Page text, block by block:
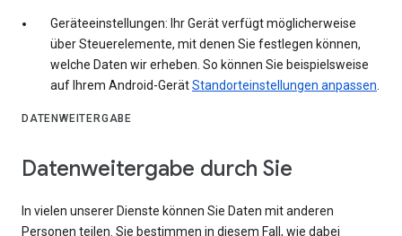
Geräteeinstellungen: Ihr Gerät verfügt möglicherweise
über Steuerelemente, mit denen Sie festlegen können,
welche Daten wir erheben. So können Sie beispielsweise
auf Ihrem Android-GerätStandorteinstellungen anpassen
DATENWEITERGABE
Datenweitergabe durch Sie
In vielen unserer Dienste können Sie Daten mit anderen
Personen teilen. Sie bestimmen in diesem Fall, wie dabei